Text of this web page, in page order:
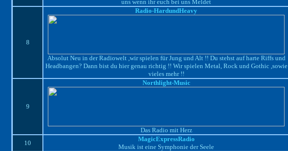
uns wenn ihr euch bei uns Meldet
8
Radio-HardundHeavy
Absolut Neu in der Radiowelt ,wir spielen für Jung und Alt !! Du stehst auf harte Riffs und
Headbangen? Dann bist du hier genau richtig !! Wir spielen Metal, Rock und Gothic ,sowie
vieles mehr !!
9
Northlight-Music
Das Radio mit Herz
10
MagicExpressRadio
Musik ist eine Symphonie der Seele